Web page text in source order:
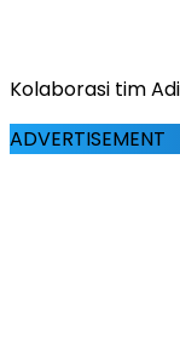
Kolaborasi tim
ADVERTISEMENT